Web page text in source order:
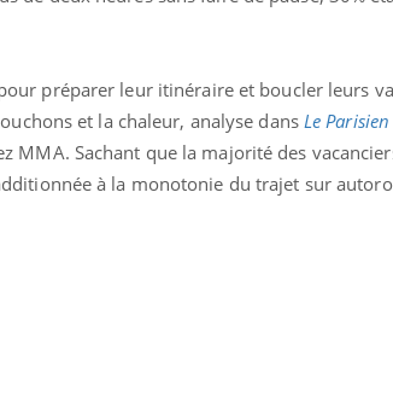
préparer leur itinéraire et boucler leurs
et la chaleur, analyse dans Le Parisien
MMA. Sachant que la majorité des
à la monotonie du trajet sur
Les symptômes de la
reste